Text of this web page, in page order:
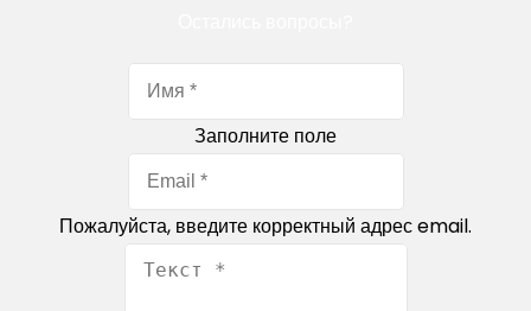
Заполните поле
Пожалуйста, введите корректный адрес email.